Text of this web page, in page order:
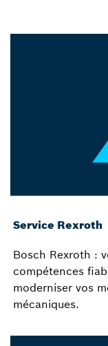
Service Rexroth
Bosch Rexroth :
compétences
moderniser vos
mécaniques.